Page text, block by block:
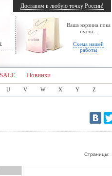
Ваша корзина пока
пуста...
Схема нашей
работы
Доставим в любую точку России!
SALE Новинки
U V W X Y Z
Страницы: